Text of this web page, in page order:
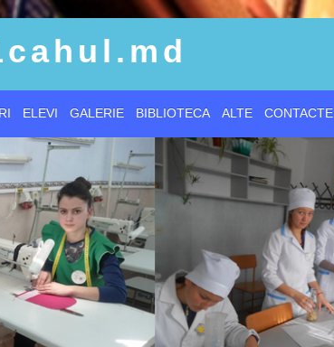
ELEVI GALERIE BIBLIOTECA ALTE CONTACTE